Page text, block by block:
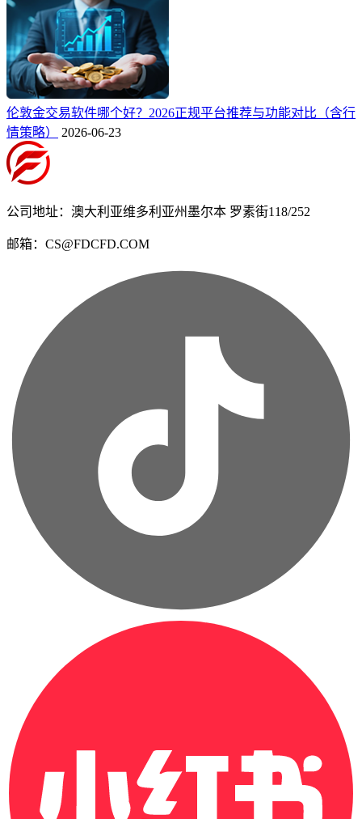
伦敦金交易软件哪个好？2026正规平台推荐与功能对比（含行
情策略）
2026-06-23
公司地址：澳大利亚维多利亚州墨尔本 罗素街118/252
邮箱：CS@FDCFD.COM